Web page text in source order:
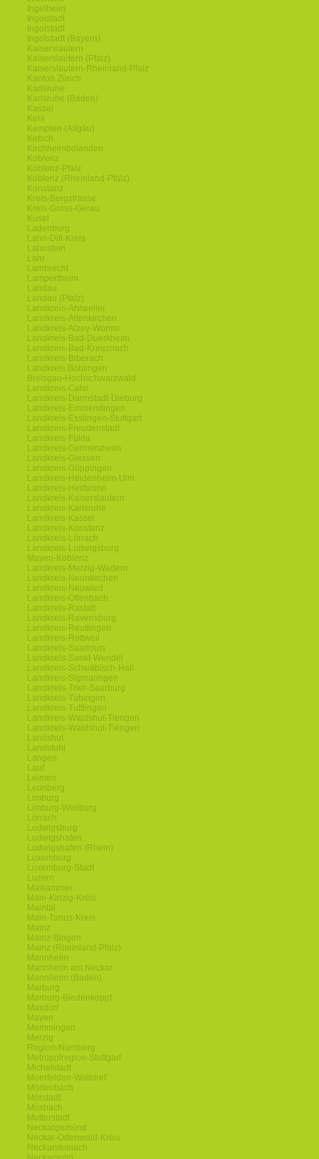
Ingelheim
Ingolstadt
Ingolstadt
Ingolstadt (Bayern)
Kaiserslautern
Kaiserslautern (Pfalz)
Kaiserslautern-Rheinland-Pfalz
Kanton Zürich
Karlsruhe
Karlsruhe (Baden)
Kassel
Kehl
Kempten (Allgäu)
Ketsch
Kirchheimbolanden
Koblenz
Koblenz-Pfalz
Koblenz (Rheinland-Pfalz)
Konstanz
Kreis-Bergstrasse
Kreis-Gross-Gerau
Kusel
Ladenburg
Lahn-Dill-Kreis
Lahnstein
Lahr
Lambrecht
Lampertheim
Landau
Landau (Pfalz)
Landkreis-Ahrweiler
Landkreis-Altenkirchen
Landkreis-Alzey-Worms
Landkreis-Bad-Duerkheim
Landkreis-Bad-Kreuznach
Landkreis-Biberach
Landkreis Böblingen
Breisgau-Hochschwarzwald
Landkreis-Calw
Landkreis-Darmstadt-Dieburg
Landkreis-Emmendingen
Landkreis-Esslingen-Stuttgart
Landkreis-Freudenstadt
Landkreis-Fulda
Landkreis-Germersheim
Landkreis-Giessen
Landkreis-Göppingen
Landkreis-Heidenheim-Ulm
Landkreis-Heilbronn
Landkreis-Kaiserslautern
Landkreis-Karlsruhe
Landkreis-Kassel
Landkreis-Konstanz
Landkreis-Lörrach
Landkreis-Ludwigsburg
Mayen-Koblenz
Landkreis-Merzig-Wadern
Landkreis-Neunkirchen
Landkreis-Neuwied
Landkreis-Offenbach
Landkreis-Rastatt
Landkreis-Ravensburg
Landkreis-Reutlingen
Landkreis-Rottweil
Landkreis-Saarlouis
Landkreis-Sankt-Wendel
Landkreis-Schwäbisch-Hall
Landkreis-Sigmaringen
Landkreis-Trier-Saarburg
Landkreis-Tübingen
Landkreis-Tuttlingen
Landkreis-Waldshut-Tiengen
Landkreis-Waldshut-Tiengen
Landshut
Landstuhl
Langen
Lauf
Leimen
Leonberg
Limburg
Limburg-Weilburg
Lörrach
Ludwigsburg
Ludwigshafen
Ludwigshafen (Rhein)
Luxemburg
Luxemburg-Stadt
Luzern
Maikammer
Main-Kinzig-Kreis
Maintal
Main-Tanus-Kreis
Mainz
Mainz-Bingen
Mainz (Rheinland-Pfalz)
Mannheim
Mannheim am Neckar
Mannheim (Baden)
Marburg
Marburg-Biedenkoppf
Maxdorf
Mayen
Memmingen
Merzig
Region-Nürnberg
Metropolregion-Stuttgart
Michelstadt
Moerfelden-Walldorf
Mörlenbach
Mörstadt
Mosbach
Mutterstadt
Neckargemünd
Neckar-Odenwald-Kreis
Neckarsteinach